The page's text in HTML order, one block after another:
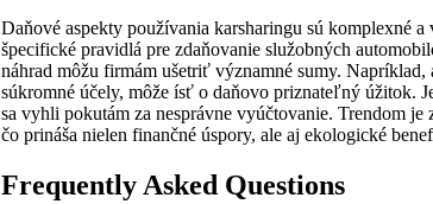
Daňové aspekty používania karsharingu sú komplexné
špecifické pravidlá pre zdaňovanie služobných
náhrad môžu firmám ušetriť významné sumy.
súkromné účely, môže ísť o daňovo priznateľný úžitok.
sa vyhli pokutám za nesprávne vyúčtovanie. Trendom
čo prináša nielen finančné úspory, ale aj ekologické
Frequently Asked Questions